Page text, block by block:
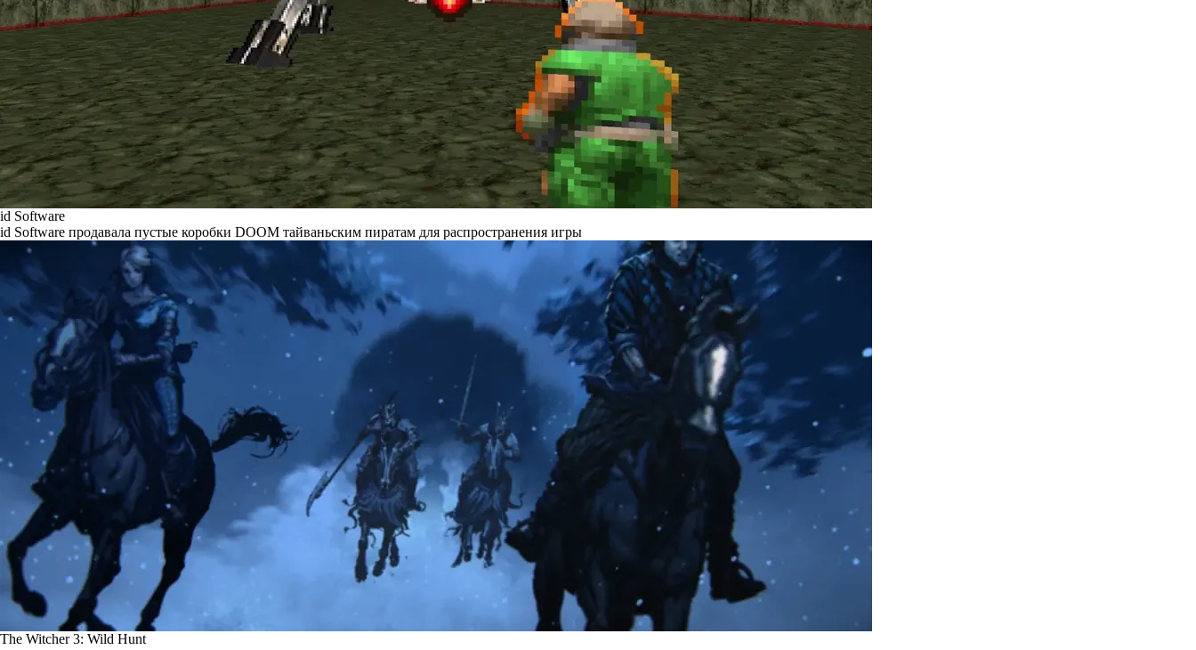
id Software
id Software продавала пустые коробки DOOM тайваньским пиратам для распространения игры
The Witcher 3: Wild Hunt